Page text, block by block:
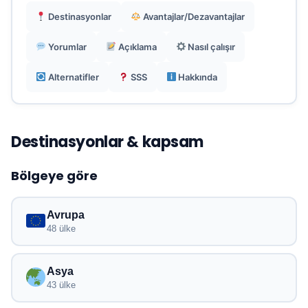
Yerel uygulama yok, basitlik için her şey web
Destinasyonlar Avantajlar/Dezavantajlar
Yorumlar Açıklama Nasıl çalışır
Alternatifler SSS Hakkında
Destinasyonlar & kapsam
Bölgeye göre
Avrupa
48 ülke
Asya
43 ülke